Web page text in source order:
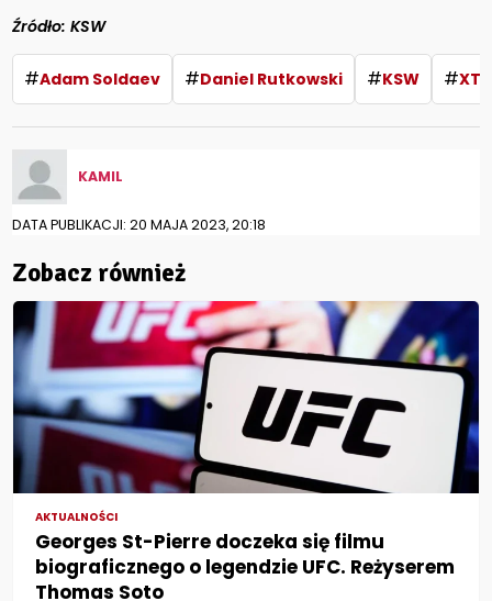
Źródło: KSW
#Adam Soldaev #Daniel Rutkowski #KSW #
KAMIL
DATA PUBLIKACJI: 20 MAJA 2023, 20:18
Zobacz również
AKTUALNOŚCI
Georges St-Pierre doczeka się filmu
biograficznego o legendzie UFC. Reżyserem
Thomas Soto